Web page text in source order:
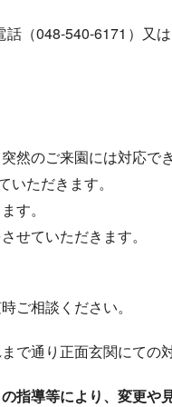
（048-540-6171）又
然のご来園には対応で
いただきます。
す。
せていただきます。
ご相談ください。
で通り正面玄関にての
指導等により、変更や